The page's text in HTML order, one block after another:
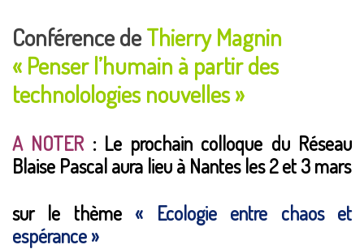
Conférence deThierry Magnin
« Penser l’humain à partir des
technolologies nouvelles »
A NOTER : Le prochain colloque du Réseau
Blaise Pascal aura lieu à Nantes les 2 et 3 mars
sur le thème« Ecologie entre chaos et
espérance »